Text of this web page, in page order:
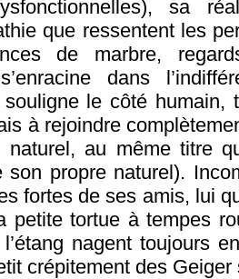
sa
que ressentent les
de marbre,
dans
le côté humain,
à rejoindre
naturel, au même titre
son propre naturel).
fortes de ses amis, lui
petite tortue à tempes
nagent toujours
crépitement des